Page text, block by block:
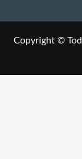
Copyright ©